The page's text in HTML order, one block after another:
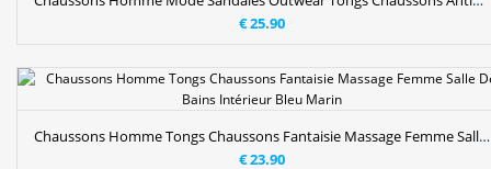
€ 25.90
Chaussons Homme Tongs Chaussons Fantaisie Massage Femme Salle De Bains Intérieur Bleu Marin
€ 23.90